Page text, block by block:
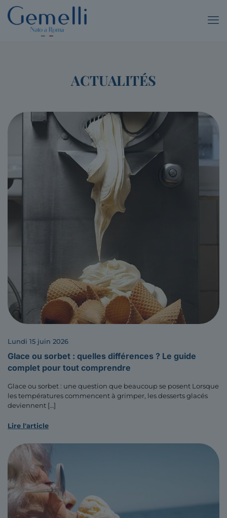
ACTUALITÉS
lundi 15 juin 2026
Glace ou sorbet : quelles différences ? Le guide
complet pour tout comprendre
Glace ou sorbet : une question que beaucoup se posent Lorsque
les températures commencent à grimper, les desserts glacés
deviennent […]
Lire l'article